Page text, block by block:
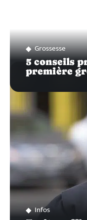
Grossesse
5 conseils
première
Infos